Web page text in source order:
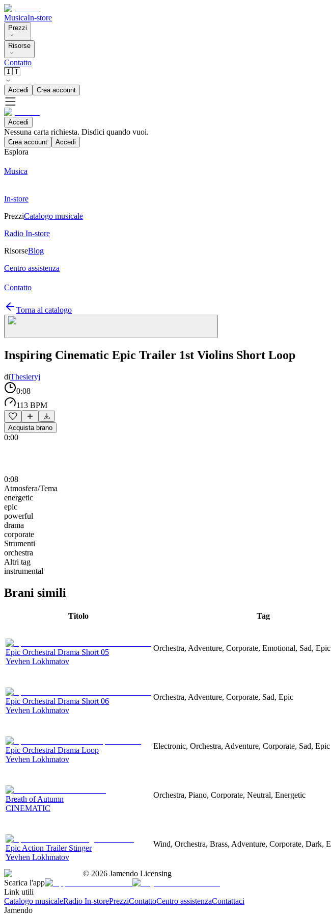
MusicaIn-store
Prezzi
Risorse
Contatto
🇮🇹
Accedi Crea account
Accedi
Nessuna carta richiesta. Disdici quando vuoi.
Crea account Accedi
Esplora
Musica
In-store
PrezziCatalogo musicale
Radio In-store
RisorseBlog
Centro assistenza
Contatto
Torna al catalogo
Inspiring Cinematic Epic Trailer 1st Violins Short Loop
diThesieryj
0:08
113 BPM
Acquista brano
0:00
0:08
Atmosfera/Tema
energetic
epic
powerful
drama
corporate
Strumenti
orchestra
Altri tag
instrumental
Brani simili
Titolo Tag
Epic Orchestral Drama Short 05
Yevhen Lokhmatov
Orchestra, Adventure, Corporate, Emotional, Sad, Epic
Epic Orchestral Drama Short 06
Yevhen Lokhmatov
Orchestra, Adventure, Corporate, Sad, Epic
Epic Orchestral Drama Loop
Yevhen Lokhmatov
Electronic, Orchestra, Adventure, Corporate, Sad, Epic
Breath of Autumn
CINEMATIC
Orchestra, Piano, Corporate, Neutral, Energetic
Epic Action Trailer Stinger
Yevhen Lokhmatov
Wind, Orchestra, Brass, Adventure, Corporate, Dark,
© 2026 Jamendo Licensing
Scarica l'app
Link utili
Catalogo musicaleRadio In-storePrezziContattoCentro assistenzaContattaci
Jamendo